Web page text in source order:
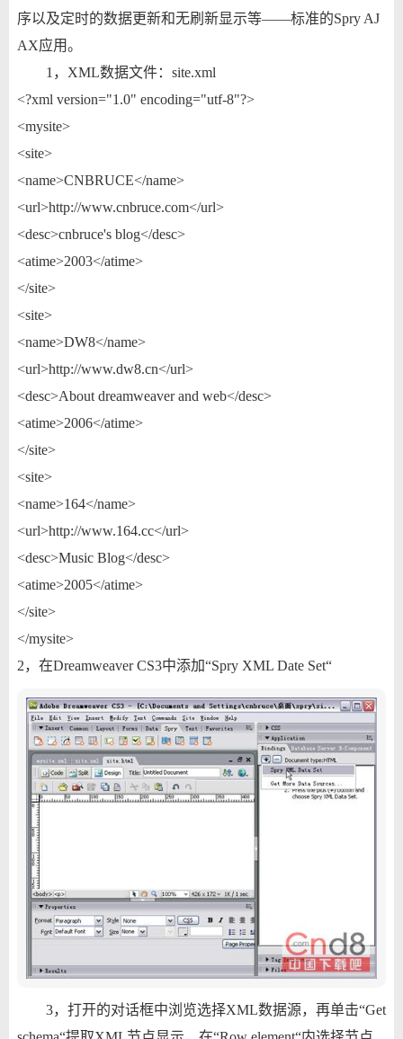
序以及定时的数据更新和无刷新显示等——标准的Spry AJ
AX应用。
1，XML数据文件：site.xml
<?xml version="1.0" encoding="utf-8"?>
<mysite>
<site>
<name>CNBRUCE</name>
<url>http://www.cnbruce.com</url>
<desc>cnbruce's blog</desc>
<atime>2003</atime>
</site>
<site>
<name>DW8</name>
<url>http://www.dw8.cn</url>
<desc>About dreamweaver and web</desc>
<atime>2006</atime>
</site>
<site>
<name>164</name>
<url>http://www.164.cc</url>
<desc>Music Blog</desc>
<atime>2005</atime>
</site>
</mysite>
2，在Dreamweaver CS3中添加“Spry XML Date Set“
3，打开的对话框中浏览选择XML数据源，再单击“Get